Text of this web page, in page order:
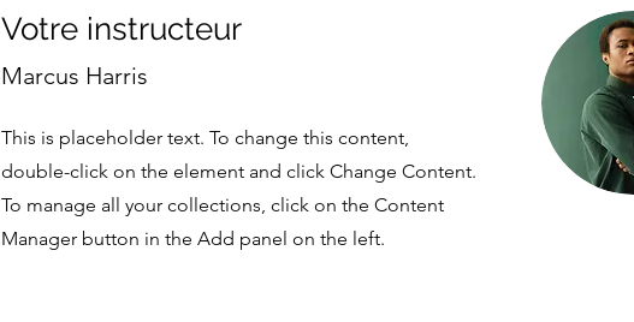
Votre instructeur
Marcus Harris
This is placeholder text. To change this content,
double-click on the element and click Change Content.
To manage all your collections, click on the Content
Manager button in the Add panel on the left.